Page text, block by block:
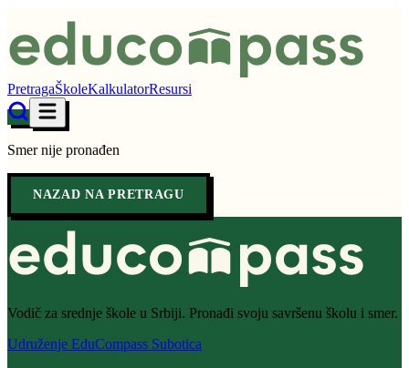
PretragaŠkoleKalkulatorResursi
Smer nije pronađen
NAZAD NA PRETRAGU
Vodič za srednje škole u Srbiji. Pronađi svoju savršenu školu i smer.
Udruženje EduCompass Subotica